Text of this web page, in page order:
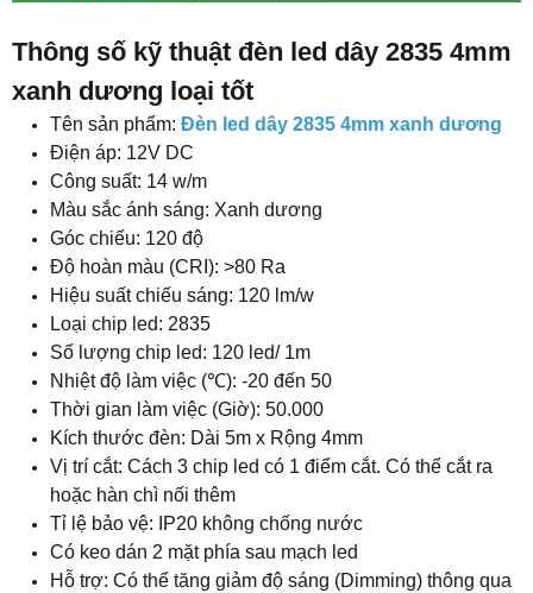
Thông số kỹ thuật đèn led dây 2835 4mm
xanh dương loại tốt
Tên sản phẩm: Đèn led dây 2835 4mm xanh dương
Điện áp: 12V DC
Công suất: 14 w/m
Màu sắc ánh sáng: Xanh dương
Góc chiếu: 120 độ
Độ hoàn màu (CRI): >80 Ra
Hiệu suất chiếu sáng: 120 lm/w
Loại chip led: 2835
Số lượng chip led: 120 led/ 1m
Nhiệt độ làm việc (℃): -20 đến 50
Thời gian làm việc (Giờ): 50.000
Kích thước đèn: Dài 5m x Rộng 4mm
Vị trí cắt: Cách 3 chip led có 1 điểm cắt. Có thể cắt ra
hoặc hàn chì nối thêm
Tỉ lệ bảo vệ: IP20 không chống nước
Có keo dán 2 mặt phía sau mạch led
Hỗ trợ: Có thể tăng giảm độ sáng (Dimming) thông qua